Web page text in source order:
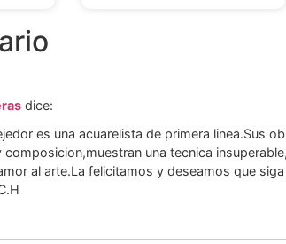
dice:
es una acuarelista de primera linea.Sus
composicion,muestran una tecnica
al arte.La felicitamos y deseamos que